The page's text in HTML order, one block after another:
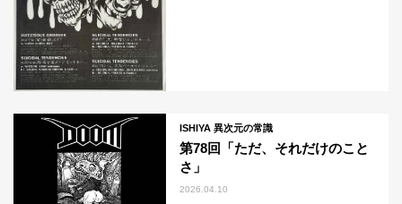
ISHIYA 異次元の常識
第78回「ただ、それだけのこと
さ」
2026.04.10